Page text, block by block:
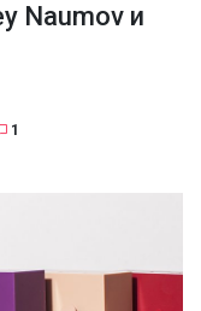
Naumov и
1